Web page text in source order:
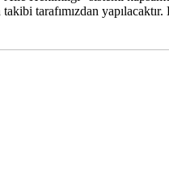
tarafımızdan